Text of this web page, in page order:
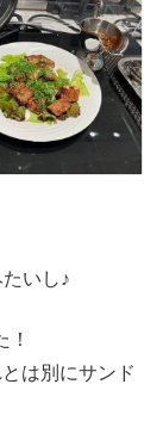
いし♪
！
は別にサンド